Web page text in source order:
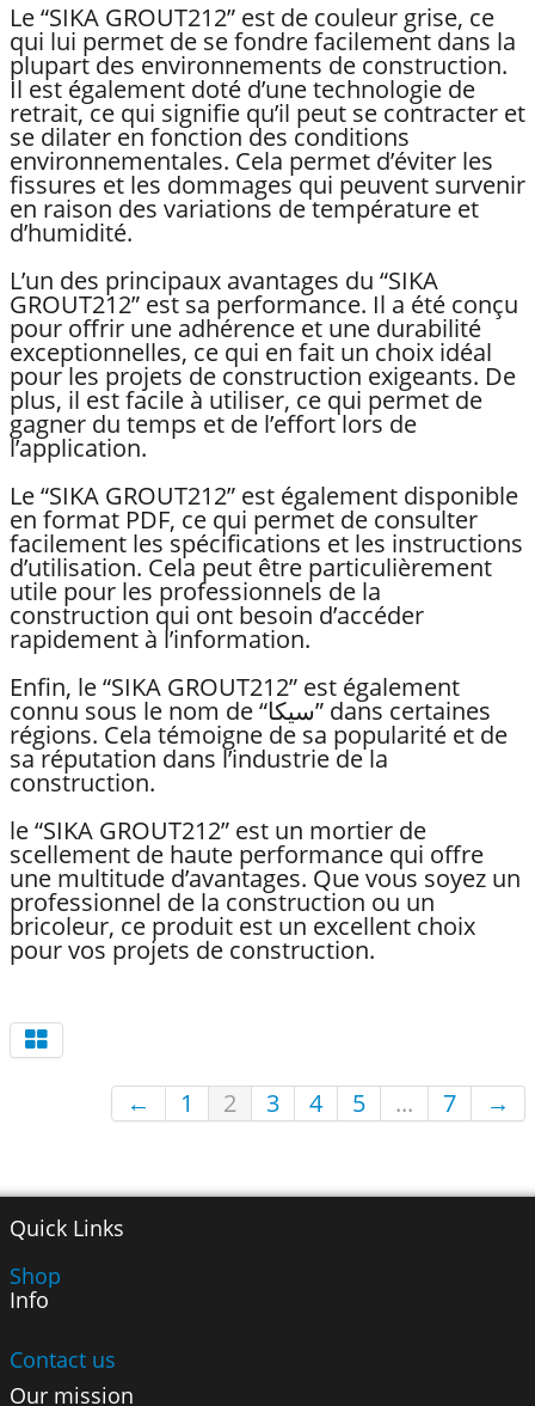
Le “SIKA GROUT212” est de couleur grise, ce
qui lui permet de se fondre facilement dans la
plupart des environnements de construction.
Il est également doté d’une technologie de
retrait, ce qui signifie qu’il peut se contracter et
se dilater en fonction des conditions
environnementales. Cela permet d’éviter les
fissures et les dommages qui peuvent survenir
en raison des variations de température et
d’humidité.
L’un des principaux avantages du “SIKA
GROUT212” est sa performance. Il a été conçu
pour offrir une adhérence et une durabilité
exceptionnelles, ce qui en fait un choix idéal
pour les projets de construction exigeants. De
plus, il est facile à utiliser, ce qui permet de
gagner du temps et de l’effort lors de
l’application.
Le “SIKA GROUT212” est également disponible
en format PDF, ce qui permet de consulter
facilement les spécifications et les instructions
d’utilisation. Cela peut être particulièrement
utile pour les professionnels de la
construction qui ont besoin d’accéder
rapidement à l’information.
Enfin, le “SIKA GROUT212” est également
connu sous le nom de “سيكا” dans certaines
régions. Cela témoigne de sa popularité et de
sa réputation dans l’industrie de la
construction.
le “SIKA GROUT212” est un mortier de
scellement de haute performance qui offre
une multitude d’avantages. Que vous soyez un
professionnel de la construction ou un
bricoleur, ce produit est un excellent choix
pour vos projets de construction.
← 1 2 3 4 5 ... 7 →
Quick Links
Shop
Info
Contact us
Our mission